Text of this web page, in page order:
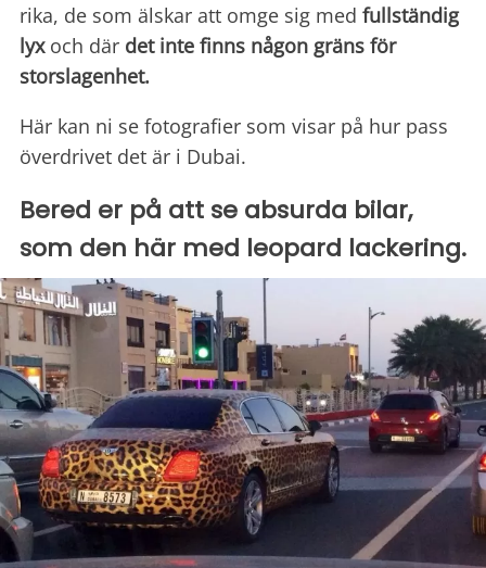
rika, de som älskar att omge sig med fullständig
lyx och där det inte finns någon gräns för
storslagenhet.
Här kan ni se fotografier som visar på hur pass
överdrivet det är i Dubai.
Bered er på att se absurda bilar,
som den här med leopard lackering.